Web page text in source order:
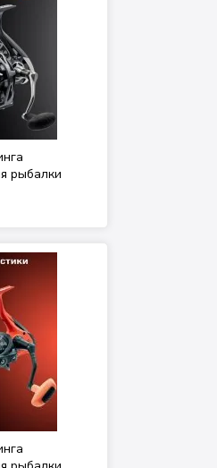
рыбалки